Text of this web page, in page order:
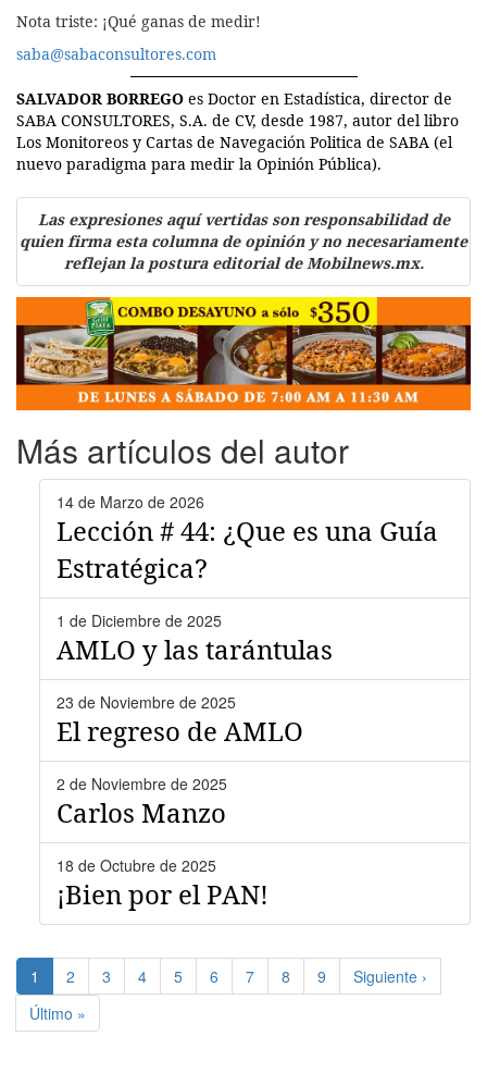
Nota triste: ¡Qué ganas de medir!
saba@sabaconsultores.com
SALVADOR BORREGO es Doctor en Estadística, director de
SABA CONSULTORES, S.A. de CV, desde 1987, autor del libro
Los Monitoreos y Cartas de Navegación Politica de SABA (el
nuevo paradigma para medir la Opinión Pública).
Las expresiones aquí vertidas son responsabilidad de
quien firma esta columna de opinión y no necesariamente
reflejan la postura editorial de Mobilnews.mx.
Más artículos del autor
14 de Marzo de 2026
Lección # 44: ¿Que es una Guía
Estratégica?
1 de Diciembre de 2025
AMLO y las tarántulas
23 de Noviembre de 2025
El regreso de AMLO
2 de Noviembre de 2025
Carlos Manzo
18 de Octubre de 2025
¡Bien por el PAN!
Paginación
Página
actual
1 Page
2 Page
3 Page
4 Page
5 Page
6 Page
7 Page
8 Page
9
Siguiente
página
Siguiente ›
Última
página
Último »